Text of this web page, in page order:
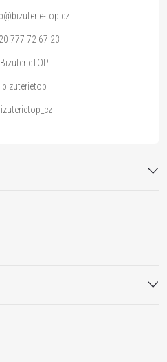
@bizuterie-top.cz
777 72 67 23
BizuterieTOP
bizuterietop